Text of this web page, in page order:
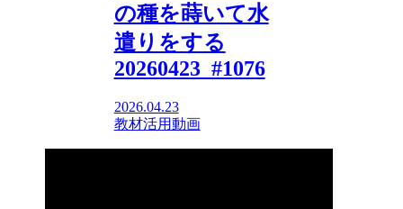
の種を蒔いて水
遣りをする
20260423_#1076
2026.04.23
教材活用動画